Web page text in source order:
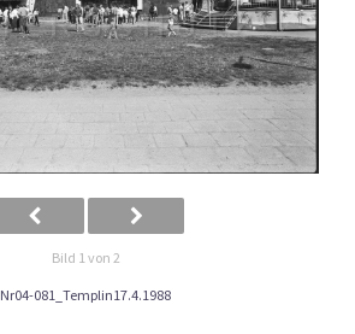
Bild 1 von 2
Nr04-081_Templin17.4.1988